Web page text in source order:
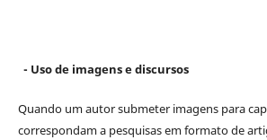
- Uso de imagens e discursos
Quando um autor submeter imagens para
correspondam a pesquisas em formato de